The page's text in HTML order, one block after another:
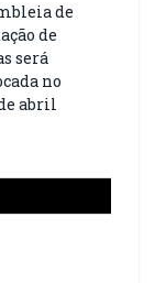
de
de
será
no
abril